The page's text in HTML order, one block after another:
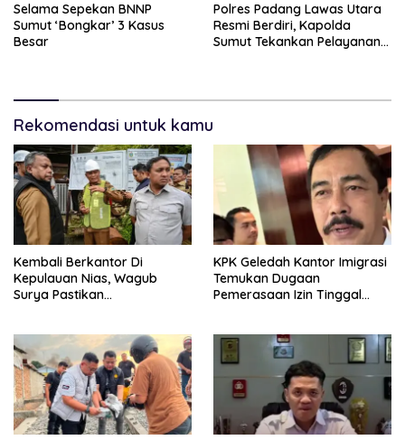
Selama Sepekan BNNP
Sumut ‘Bongkar’ 3 Kasus
Besar
Polres Padang Lawas Utara
Resmi Berdiri, Kapolda
Sumut Tekankan Pelayanan
Rekomendasi untuk kamu
Kembali Berkantor Di
Kepulauan Nias, Wagub
Surya Pastikan
Rencana
KPK Geledah Kantor Imigrasi
Temukan Dugaan
Pemerasaan Izin Tinggal